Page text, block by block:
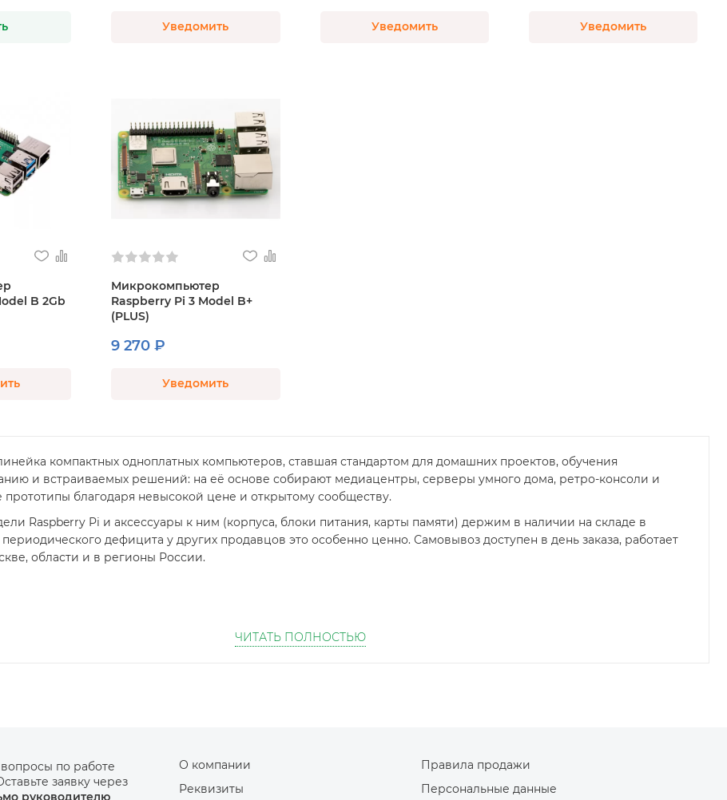
Уведомить Уведомить Уведомить
B 2Gb
Микрокомпьютер
Raspberry Pi 3 Model B+
(PLUS)
9 270 ₽
Уведомить
компактных одноплатных компьютеров, ставшая стандартом для домашних проектов, обучения
и встраиваемых решений: на её основе собирают медиацентры, серверы умного дома, ретро-консоли и
благодаря невысокой цене и открытому сообществу.
Raspberry Pi и аксессуары к ним (корпуса, блоки питания, карты памяти) держим в наличии на складе в
дефицита у других продавцов это особенно ценно. Самовывоз доступен в день заказа, работает
области и в регионы России.
ЧИТАТЬ ПОЛНОСТЬЮ
по работе
заявку через
руководителю
О компании
Реквизиты
Правила продажи
Персональные данные